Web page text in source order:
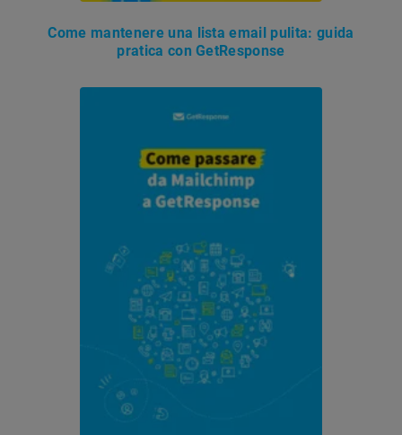
Come mantenere una lista email pulita: guida
pratica con GetResponse